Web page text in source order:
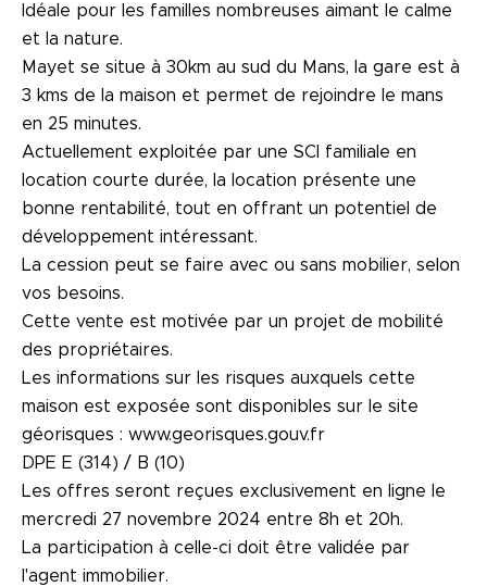
Idéale pour les familles nombreuses aimant le calme
et la nature.
Mayet se situe à 30km au sud du Mans, la gare est à
3 kms de la maison et permet de rejoindre le mans
en 25 minutes.
Actuellement exploitée par une SCI familiale en
location courte durée, la location présente une
bonne rentabilité, tout en offrant un potentiel de
développement intéressant.
La cession peut se faire avec ou sans mobilier, selon
vos besoins.
Cette vente est motivée par un projet de mobilité
des propriétaires.
Les informations sur les risques auxquels cette
maison est exposée sont disponibles sur le site
géorisques : www.georisques.gouv.fr
DPE E (314) / B (10)
Les offres seront reçues exclusivement en ligne le
mercredi 27 novembre 2024 entre 8h et 20h.
La participation à celle-ci doit être validée par
l'agent immobilier.